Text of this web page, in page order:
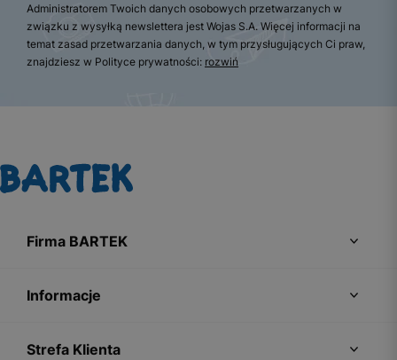
Administratorem Twoich danych osobowych przetwarzanych w
związku z wysyłką newslettera jest Wojas S.A. Więcej informacji na
temat zasad przetwarzania danych, w tym przysługujących Ci praw,
znajdziesz w Polityce prywatności: rozwiń
Firma BARTEK
Informacje
Strefa Klienta